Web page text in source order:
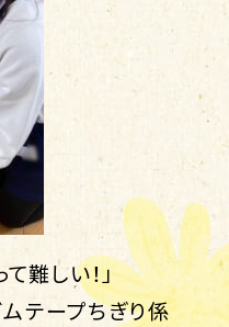
難しい！」
テープちぎり係